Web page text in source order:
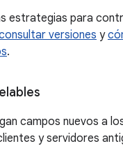
estrategias para
versiones y
.
campos nuevos a
y servidores